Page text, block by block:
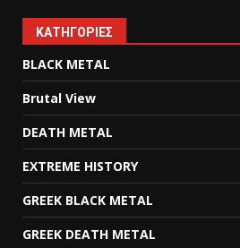
KΑΤΗΓΟΡΊΕΣ
BLACK METAL
Brutal View
DEATH METAL
EXTREME HISTORY
GREEK BLACK METAL
GREEK DEATH METAL